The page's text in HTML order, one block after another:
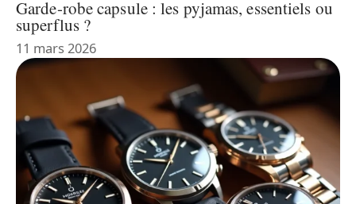
Garde-robe capsule : les pyjamas, essentiels ou
superflus ?
11 mars 2026